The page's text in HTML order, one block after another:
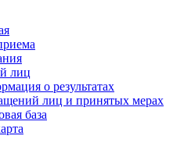
лиц
о результатах
лиц и принятых мерах
база